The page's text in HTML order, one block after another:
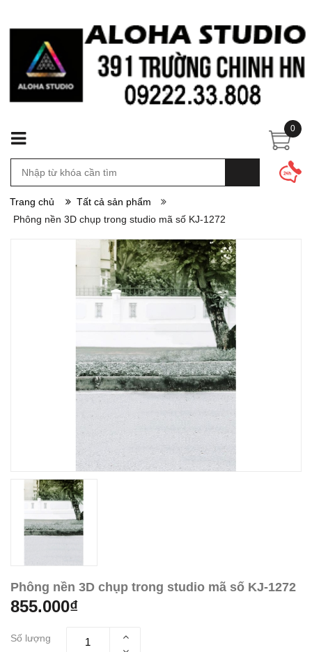
0
Trang chủ
Tất cả sản phẩm
Phông nền 3D chụp trong studio mã số KJ-1272
Phông nền 3D chụp trong studio mã số KJ-1272
855.000₫
Số lượng